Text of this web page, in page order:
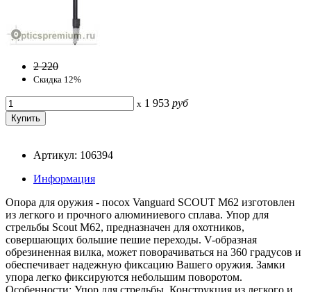
2 220
Скидка 12%
x 1 953 руб
Артикул: 106394
Информация
Опора для оружия - посох Vanguard SCOUT M62 изготовлен
из легкого и прочного алюминиевого сплава. Упор для
стрельбы Scout M62, предназначен для охотников,
совершающих большие пешие переходы. V-образная
обрезиненная вилка, может поворачиваться на 360 градусов и
обеспечивает надежную фиксацию Вашего оружия. Замки
упора легко фиксируются небольшим поворотом.
Особенности: Упор для стрельбы. Конструкция из легкого и